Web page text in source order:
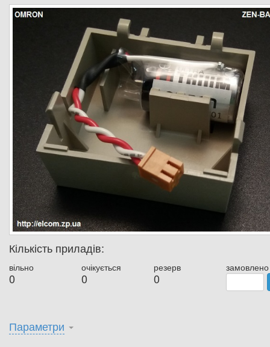
Кількість приладів:
вільно
0
очікується
0
резерв
0
замовлено
Параметри